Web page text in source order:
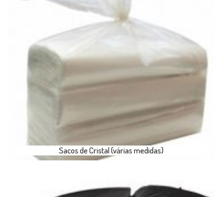
Sacos de Cristal (várias medidas)